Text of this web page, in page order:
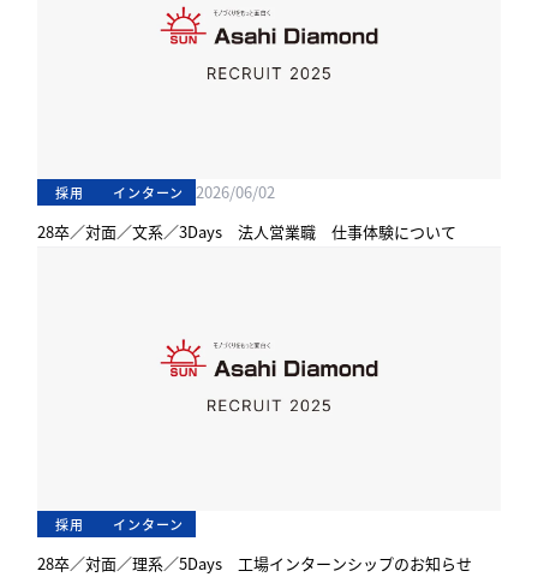
採用 インターン
2026/06/02
28卒／対面／文系／3Days 法人営業職 仕事体験について
採用 インターン
28卒／対面／理系／5Days 工場インターンシップのお知らせ